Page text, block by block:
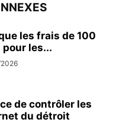
les frais de 100
les...
de contrôler les
du détroit